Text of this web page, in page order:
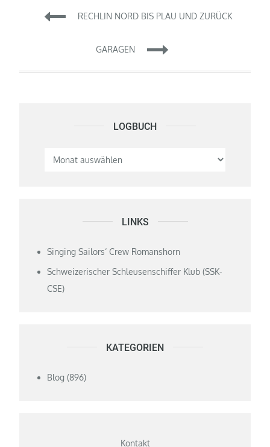
Beitragsnavigation
RECHLIN NORD BIS PLAU UND ZURÜCK
GARAGEN
LOGBUCH Logbuch
LINKS
Singing Sailors‘ Crew Romanshorn
Schweizerischer Schleusenschiffer Klub (SSK-
CSE)
KATEGORIEN
Blog (896)
Kontakt